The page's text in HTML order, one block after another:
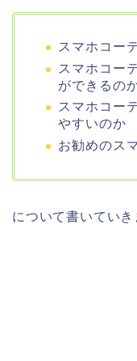
スマホコー
スマホコー
ができるの
スマホコー
やすいのか
お勧めのス
について書いていき